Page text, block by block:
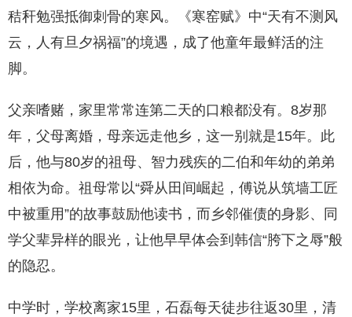
秸秆勉强抵御刺骨的寒风。《寒窑赋》中“天有不测风
云，人有旦夕祸福”的境遇，成了他童年最鲜活的注
脚。
父亲嗜赌，家里常常连第二天的口粮都没有。8岁那
年，父母离婚，母亲远走他乡，这一别就是15年。此
后，他与80岁的祖母、智力残疾的二伯和年幼的弟弟
相依为命。祖母常以“舜从田间崛起，傅说从筑墙工匠
中被重用”的故事鼓励他读书，而乡邻催债的身影、同
学父辈异样的眼光，让他早早体会到韩信“胯下之辱”般
的隐忍。
中学时，学校离家15里，石磊每天徒步往返30里，清